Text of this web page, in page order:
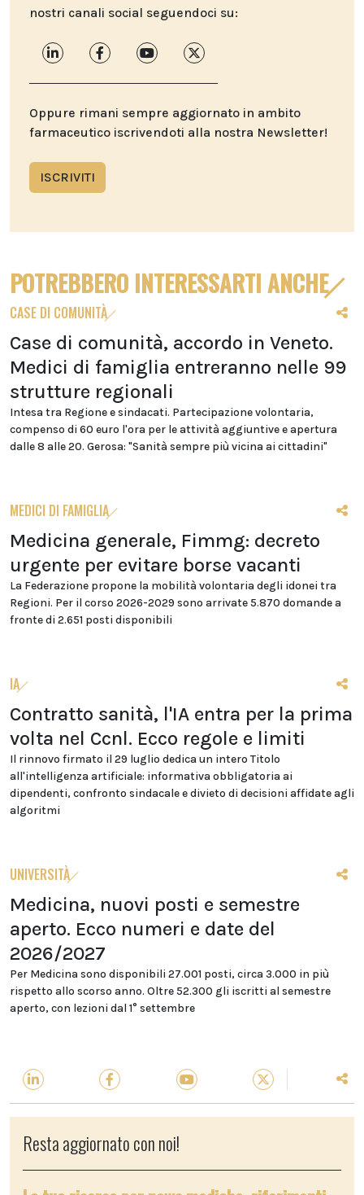
nostri canali social seguendoci su:
Oppure rimani sempre aggiornato in ambito
farmaceutico iscrivendoti alla nostra Newsletter!
ISCRIVITI
POTREBBERO INTERESSARTI ANCHE
CASE DI COMUNITÀ
Case di comunità, accordo in Veneto.
Medici di famiglia entreranno nelle 99
strutture regionali
Intesa tra Regione e sindacati. Partecipazione volontaria,
compenso di 60 euro l'ora per le attività aggiuntive e apertura
dalle 8 alle 20. Gerosa: "Sanità sempre più vicina ai cittadini"
MEDICI DI FAMIGLIA
Medicina generale, Fimmg: decreto
urgente per evitare borse vacanti
La Federazione propone la mobilità volontaria degli idonei tra
Regioni. Per il corso 2026-2029 sono arrivate 5.870 domande a
fronte di 2.651 posti disponibili
IA
Contratto sanità, l'IA entra per la prima
volta nel Ccnl. Ecco regole e limiti
Il rinnovo firmato il 29 luglio dedica un intero Titolo
all'intelligenza artificiale: informativa obbligatoria ai
dipendenti, confronto sindacale e divieto di decisioni affidate agli
algoritmi
UNIVERSITÀ
Medicina, nuovi posti e semestre
aperto. Ecco numeri e date del
2026/2027
Per Medicina sono disponibili 27.001 posti, circa 3.000 in più
rispetto allo scorso anno. Oltre 52.300 gli iscritti al semestre
aperto, con lezioni dal 1° settembre
Resta aggiornato con noi!